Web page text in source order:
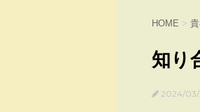
HOME >
知り
2024/03/